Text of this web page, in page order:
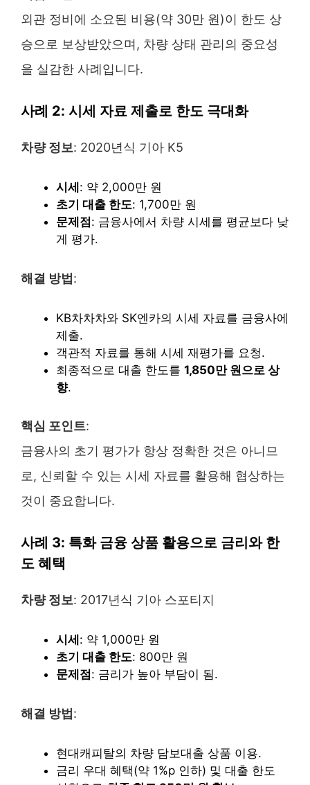
외관 정비에 소요된 비용(약 30만 원)이 한도 상
승으로 보상받았으며, 차량 상태 관리의 중요성
을 실감한 사례입니다.
사례 2: 시세 자료 제출로 한도 극대화
차량 정보: 2020년식 기아 K5
시세 : 약 2,000만 원
초기 대출 한도: 1,700만 원
문제점: 금융사에서 차량 시세를 평균보다 낮
게 평가.
해결 방법:
KB차차차와 SK엔카의 시세 자료를 금융사에
제출.
객관적 자료를 통해 시세 재평가를 요청.
최종적으로 대출 한도를 1,850만 원으로 상
향.
핵심 포인트:
금융사의 초기 평가가 항상 정확한 것은 아니므
로, 신뢰할 수 있는 시세 자료를 활용해 협상하는
것이 중요합니다.
사례 3: 특화 금융 상품 활용으로 금리와 한
도 혜택
차량 정보: 2017년식 기아 스포티지
시세 : 약 1,000만 원
초기 대출 한도: 800만 원
문제점: 금리가 높아 부담이 됨.
해결 방법:
현대캐피탈의 차량 담보대출 상품 이용.
금리 우대 혜택(약 1%p 인하) 및 대출 한도